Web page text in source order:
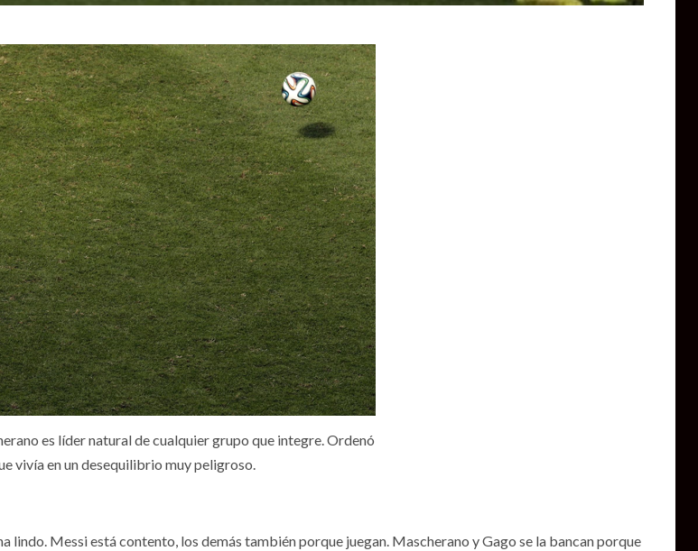
es líder natural de cualquier grupo que integre. Ordenó
vivía en un desequilibrio muy peligroso.
lindo. Messi está contento, los demás también porque juegan. Mascherano y Gago se la bancan porque